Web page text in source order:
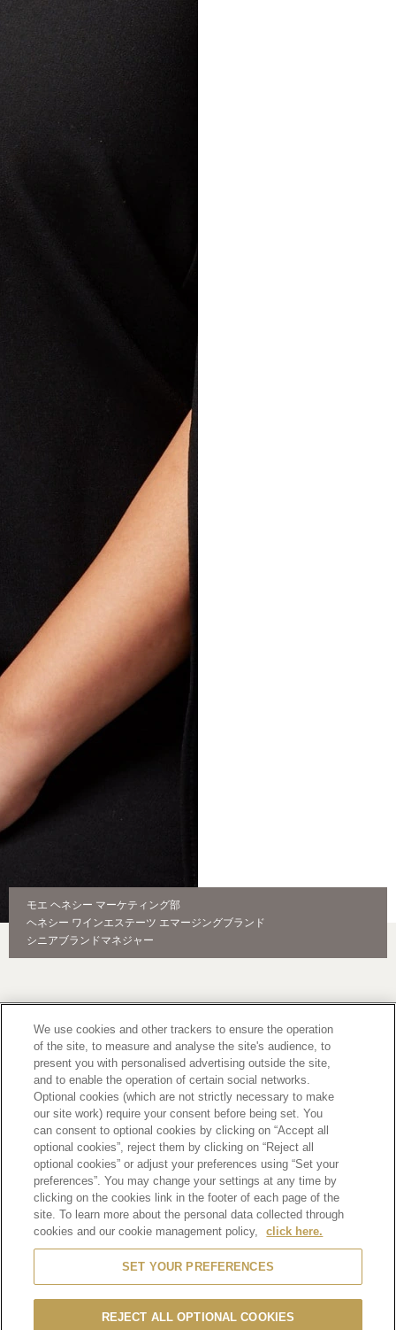
モエ ヘネシー マーケティング部
ヘネシー ワインエステーツ エマージングブランド
シニアブランドマネジャー
Footer
PRIVACY POLICY
TERMS OF SERVICE
ETHICS AND COMPLIANCE
SITE MAP
CONTACT
SCROLL TOP
Alcohol is for those who have turned 20 years old.
Drinking alcohol during pregnancy or nursing may adversely affect the development of your
Please be aware of products with removed manufacturing lot numbers.
We use cookies and other trackers to ensure the operation
of the site, to measure and analyse the site's audience, to
present you with personalised advertising outside the site,
and to enable the operation of certain social networks.
Optional cookies (which are not strictly necessary to make
our site work) require your consent before being set. You
can consent to optional cookies by clicking on “Accept all
optional cookies”, reject them by clicking on “Reject all
optional cookies” or adjust your preferences using “Set your
preferences”. You may change your settings at any time by
clicking on the cookies link in the footer of each page of the
site. To learn more about the personal data collected through
cookies and our cookie management policy,
click here.
SET YOUR PREFERENCES
REJECT ALL OPTIONAL COOKIES